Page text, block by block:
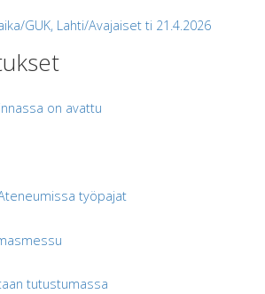
GUK, Lahti/Avajaiset ti 21.4.2026
on avattu
työpajat
tutustumassa